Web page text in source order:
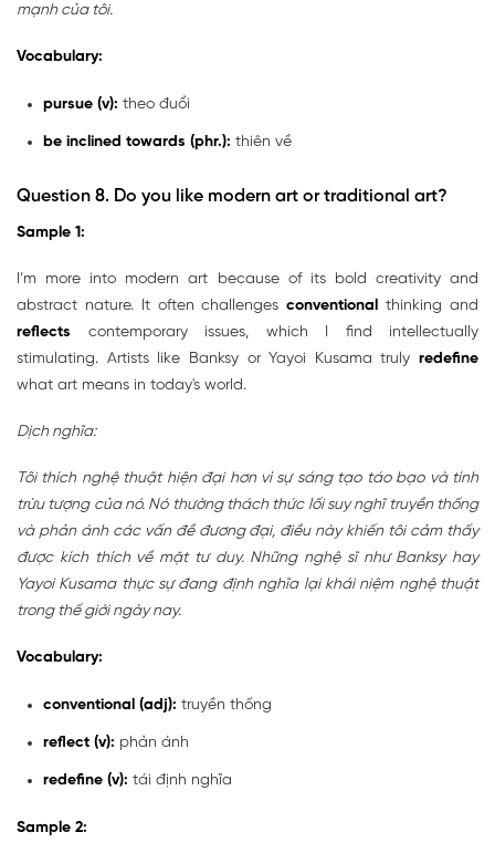
mạnh của tôi.
Vocabulary:
pursue (v): theo đuổi
be inclined towards (phr.): thiên về
Question 8. Do you like modern art or traditional art?
Sample 1:
I’m more into modern art because of its bold creativity and
abstract nature. It often challengesconventional
thinking and
reflects contemporary issues, which I find intellectually
stimulating. Artists like Banksy or Yayoi Kusama truly redefine
what art means in today's world.
Dịch nghĩa:
Tôi thích nghệ thuật hiện đại hơn vì sự sáng tạo táo bạo và tính
trừu tượng của nó. Nó thường thách thức lối suy nghĩ truyền thống
và phản ánh các vấn đề đương đại, điều này khiến tôi cảm thấy
được kích thích về mặt tư duy. Những nghệ sĩ như Banksy hay
Yayoi Kusama thực sự đang định nghĩa lại khái niệm nghệ thuật
trong thế giới ngày nay.
Vocabulary:
conventional (adj): truyền thống
reflect (v): phản ánh
redefine (v): tái định nghĩa
Sample 2: